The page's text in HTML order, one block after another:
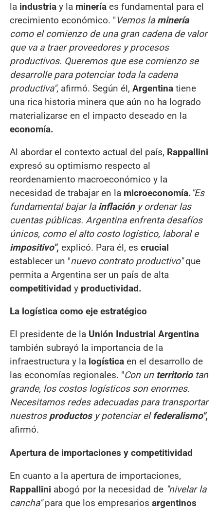
la industria y la minería es fundamental para el
crecimiento económico. "Vemos la minería
como el comienzo de una gran cadena de valor
que va a traer proveedores y procesos
productivos. Queremos que ese comienzo se
desarrolle para potenciar toda la cadena
productiva", afirmó. Según él, Argentina tiene
una rica historia minera que aún no ha logrado
materializarse en el impacto deseado en la
economía.
Al abordar el contexto actual del país, Rappallini
expresó su optimismo respecto al
reordenamiento macroeconómico y la
necesidad de trabajar en la microeconomía. "Es
fundamental bajar la inflacióny ordenar las
cuentas públicas. Argentina enfrenta desafíos
únicos, como el alto costo logístico, laboral e
impositivo", explicó. Para él, es crucial
establecer un "nuevo contrato productivo"que
permita a Argentina ser un país de alta
competitividad y productividad.
La logística como eje estratégico
El presidente de la Unión Industrial Argentina
también subrayó la importancia de la
infraestructura y la logística en el desarrollo de
las economías regionales. "Con un territoriotan
grande, los costos logísticos son enormes.
Necesitamos redes adecuadas para transportar
nuestros productosy potenciar el federalismo",
afirmó.
Apertura de importaciones y competitividad
En cuanto a la apertura de importaciones,
Rappallini abogó por la necesidad de "nivelar la
cancha"para que los empresarios argentinos